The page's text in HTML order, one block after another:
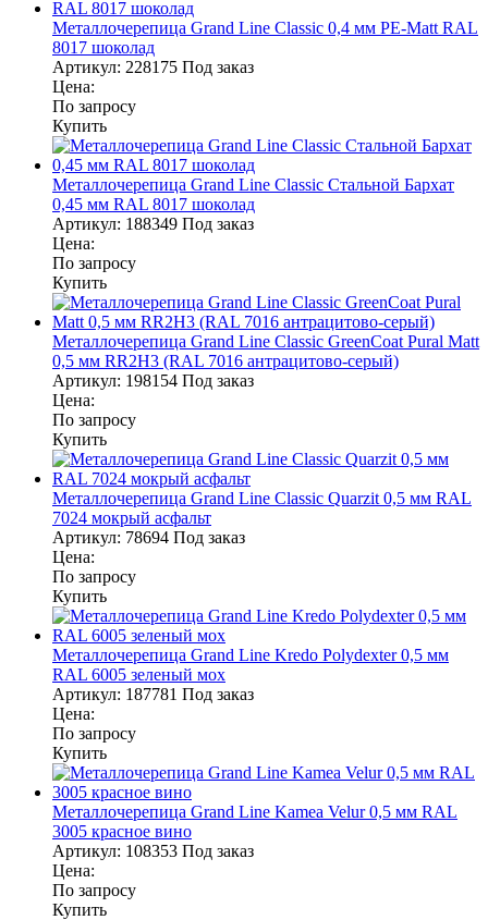
Металлочерепица Grand Line Classic 0,4 мм PE-Matt RAL
8017 шоколад
Артикул: 228175 Под заказ
Цена:
По запросу
Купить
Металлочерепица Grand Line Classic Стальной Бархат
0,45 мм RAL 8017 шоколад
Артикул: 188349 Под заказ
Цена:
По запросу
Купить
Металлочерепица Grand Line Classic GreenCoat Pural Matt
0,5 мм RR2Н3 (RAL 7016 антрацитово-серый)
Артикул: 198154 Под заказ
Цена:
По запросу
Купить
Металлочерепица Grand Line Classic Quarzit 0,5 мм RAL
7024 мокрый асфальт
Артикул: 78694 Под заказ
Цена:
По запросу
Купить
Металлочерепица Grand Line Kredo Polydexter 0,5 мм
RAL 6005 зеленый мох
Артикул: 187781 Под заказ
Цена:
По запросу
Купить
Металлочерепица Grand Line Kamea Velur 0,5 мм RAL
3005 красное вино
Артикул: 108353 Под заказ
Цена:
По запросу
Купить